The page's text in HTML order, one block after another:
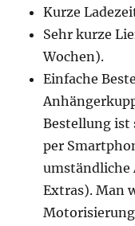
Kurze
Sehr kurze
Wochen).
Einfache
Bestellung ist
per
umständliche
Extras). Man